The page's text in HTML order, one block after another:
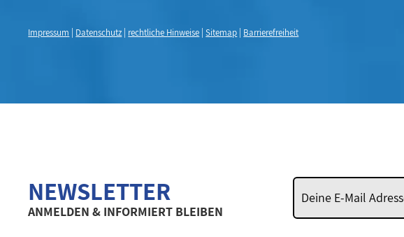
Impressum Datenschutz rechtliche Hinweise |Sitemap Barrierefreiheit
NEWSLETTER
ANMELDEN & INFORMIERT BLEIBEN